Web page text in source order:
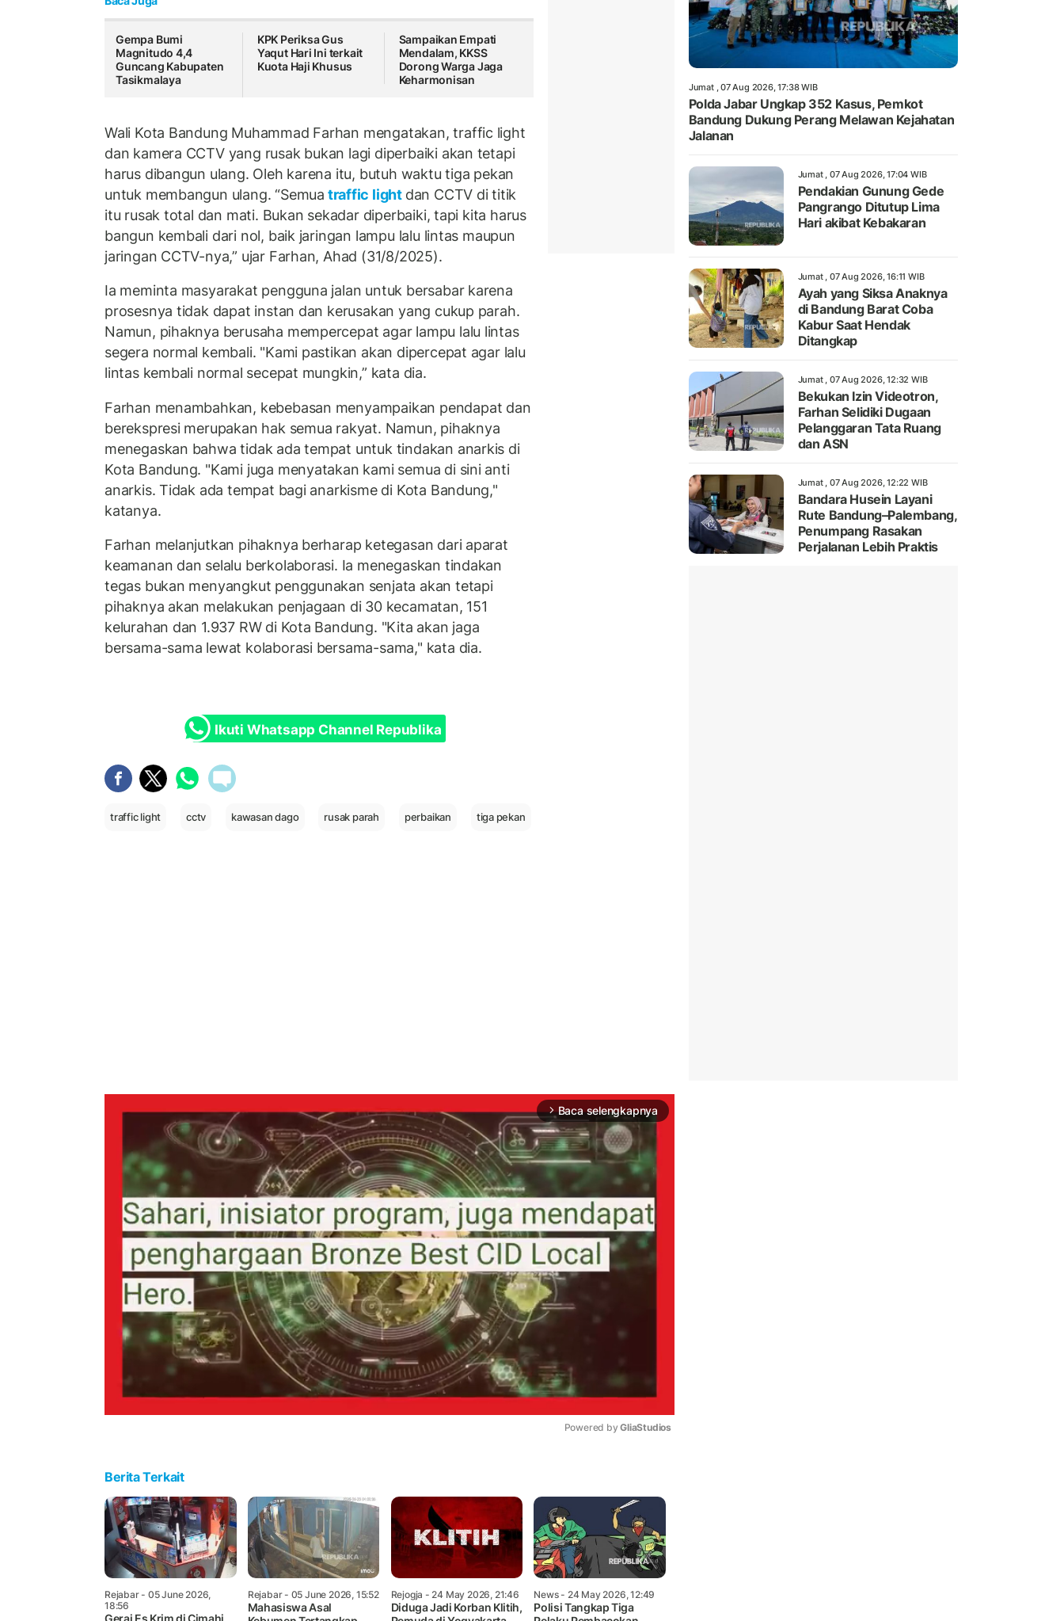
Gempa Bumi
Magnitudo 4,4
Guncang Kabupaten
Tasikmalaya
KPK Periksa Gus
Yaqut Hari Ini terkait
Kuota Haji Khusus
Sampaikan Empati
Mendalam, KKSS
Dorong Warga Jaga
Keharmonisan
Wali Kota Bandung Muhammad Farhan mengatakan, traffic light
dan kamera CCTV yang rusak bukan lagi diperbaiki akan tetapi
harus dibangun ulang. Oleh karena itu, butuh waktu tiga pekan
untuk membangun ulang. “Semua traffic light dan CCTV di titik
itu rusak total dan mati. Bukan sekadar diperbaiki, tapi kita harus
bangun kembali dari nol, baik jaringan lampu lalu lintas maupun
jaringan CCTV-nya,” ujar Farhan, Ahad (31/8/2025).
Ia meminta masyarakat pengguna jalan untuk bersabar karena
prosesnya tidak dapat instan dan kerusakan yang cukup parah.
Namun, pihaknya berusaha mempercepat agar lampu lalu lintas
segera normal kembali. "Kami pastikan akan dipercepat agar lalu
lintas kembali normal secepat mungkin,” kata dia.
Farhan menambahkan, kebebasan menyampaikan pendapat dan
berekspresi merupakan hak semua rakyat. Namun, pihaknya
menegaskan bahwa tidak ada tempat untuk tindakan anarkis di
Kota Bandung. "Kami juga menyatakan kami semua di sini anti
anarkis. Tidak ada tempat bagi anarkisme di Kota Bandung,"
katanya.
Farhan melanjutkan pihaknya berharap ketegasan dari aparat
keamanan dan selalu berkolaborasi. Ia menegaskan tindakan
tegas bukan menyangkut penggunakan senjata akan tetapi
pihaknya akan melakukan penjagaan di 30 kecamatan, 151
kelurahan dan 1.937 RW di Kota Bandung. "Kita akan jaga
bersama-sama lewat kolaborasi bersama-sama," kata dia.
Ikuti Whatsapp Channel Republika
traffic light cctv kawasan dago rusak parah perbaikan tiga pekan
arrow_forward_ios Baca selengkapnya
Powered by GliaStudios
Berita Terkait
Rejabar- 05 June 2026,
18:56
Gerai Es Krim di Cimahi
Rejabar- 05 June 2026, 15:52
Mahasiswa Asal
Rejogja - 24 May 2026, 21:46
Diduga Jadi Korban Klitih,
News- 24 May 2026, 12:49
Polisi Tangkap Tiga
Jumat , 07 Aug 2026, 17:38 WIB
Polda Jabar Ungkap 352 Kasus, Pemkot
Bandung Dukung Perang Melawan Kejahatan
Jalanan
Jumat , 07 Aug 2026, 17:04 WIB
Pendakian Gunung Gede
Pangrango Ditutup Lima
Hari akibat Kebakaran
Jumat , 07 Aug 2026, 16:11 WIB
Ayah yang Siksa Anaknya
di Bandung Barat Coba
Kabur Saat Hendak
Ditangkap
Jumat , 07 Aug 2026, 12:32 WIB
Bekukan Izin Videotron,
Farhan Selidiki Dugaan
Pelanggaran Tata Ruang
dan ASN
Jumat , 07 Aug 2026, 12:22 WIB
Bandara Husein Layani
Rute Bandung–Palembang,
Penumpang Rasakan
Perjalanan Lebih Praktis